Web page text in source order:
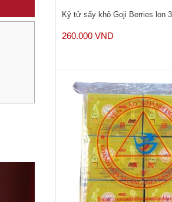
Kỷ tử sấy khô Goji Berries lon
260.000 VND